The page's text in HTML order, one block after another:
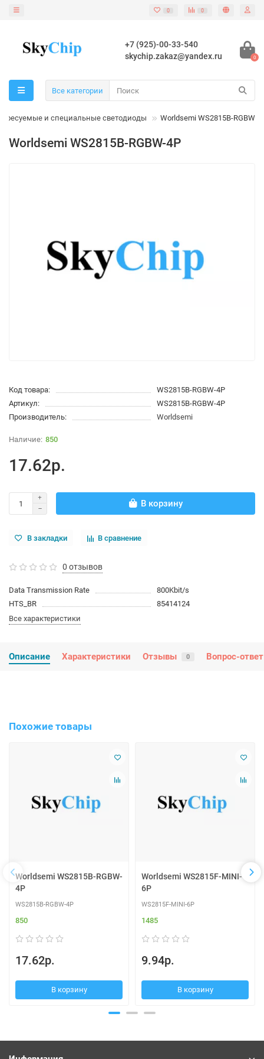
0 0
+7 (925)-00-33-540
skychip.zakaz@yandex.ru
0
Все категории
и специальные светодиоды Worldsemi WS2815B-RGBW-
Worldsemi WS2815B-RGBW-4P
Код товара:
WS2815B-RGBW-4P
Артикул:
WS2815B-RGBW-4P
Производитель:
Worldsemi
850
17.62р.
В корзину
В закладки В сравнение
0 отзывов
Data Transmission Rate
800Kbit/s
HTS_BR
85414124
Все характеристики
Описание Характеристики Отзывы 0 Вопрос-ответ
Похожие товары
Worldsemi WS2815B-RGBW-
4P
WS2815B-RGBW-4P
850
17.62р.
В корзину
Worldsemi WS2815F-MINI-
6P
WS2815F-MINI-6P
1485
9.94р.
В корзину